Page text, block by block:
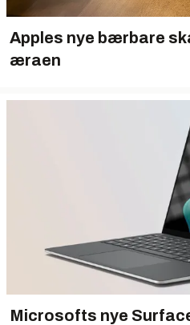
Apples nye bærbare
æraen
Microsofts nye